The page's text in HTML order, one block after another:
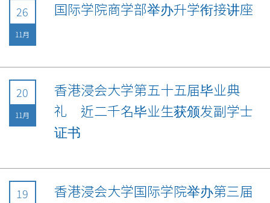
26
11月
国际学院商学部举办升学衔接讲座
20
11月
香港浸会大学第五十五届毕业典
礼 近二千名毕业生获颁发副学士
证书
19
香港浸会大学国际学院举办第三届